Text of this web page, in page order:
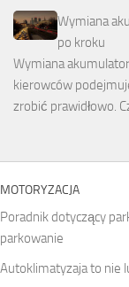
Wymiana
po kroku
Wymiana
kierowców
zrobić prawidłowo.
MOTORYZACJA
Poradnik dotyczący
parkowanie
Autoklimatyzaja to nie